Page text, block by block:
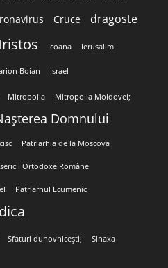
Cruce dragoste
Icoana Ierusalim
Boian Israel
Mitropolia Mitropolia Moldovei;
Domnului
Patriarhia de la Moscova
Ortodoxe Române
Patriarhul Ecumenic
Sfaturi duhovnicești; Sinaxa